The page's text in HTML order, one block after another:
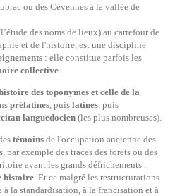
ou des Cévennes à la vallée de
des noms de lieux) au carrefour de
et de l'histoire, est une discipline
: elle constitue parfois les
collective.
des toponymes et celle de la
prélatines, puis latines, puis
languedocien (les plus nombreuses).
témoins de l'occupation ancienne des
par exemple des traces des forêts ou des
avant les grands défrichements :
histoire. Et ce malgré les restructurations
la standardisation, à la francisation et à